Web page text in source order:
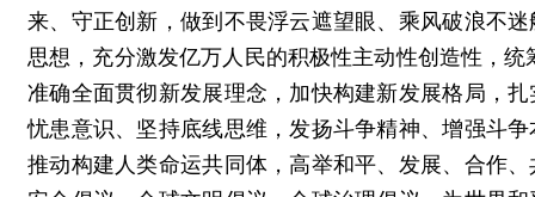
来、守正创新，做到不畏浮云遮望眼、乘风破浪不
思想，充分激发亿万人民的积极性主动性创造性，
准确全面贯彻新发展理念，加快构建新发展格局，
忧患意识、坚持底线思维，发扬斗争精神、增强斗
推动构建人类命运共同体，高举和平、发展、合作